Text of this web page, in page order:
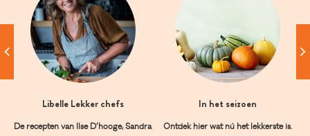
Libelle Lekker chefs
De recepten van Ilse D’hooge, Sandra
In het seizoen
Ontdek hier wat nú het lekkerste is.